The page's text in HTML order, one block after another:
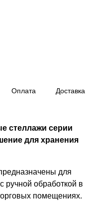
Оплата Доставка
стеллажи серии
для хранения
для
ручной обработкой в
помещениях.